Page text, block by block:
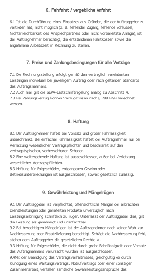
6. Fehlfahrt / vergebliche Anfahrt
6.1 Ist die Durchführung eines Einsatzes aus Gründen, die der Auftraggeber zu
vertreten hat, nicht möglich (z. B. fehlender Zugang, fehlende Schlüssel,
Nichterreichbarkeit des Ansprechpartners oder nicht vorbereitete Anlage), ist
der Auftragnehmer berechtigt, die entstandenen Fahrtkosten sowie die
angefallene Arbeitszeit in Rechnung zu stellen.
7. Preise und Zahlungsbedingungen für alle Verträge
7.1 Die Rechnungsstellung erfolgt gemäß den vertraglich vereinbarten
Leistungen individuell bei jeweiligem Auftrag oder nach geltenden Standards
des Auftragsnehmers.
7.2 Auch hier gilt die SEPA-Lastschriftregelung analog zu Abschnitt 4.
7.3 Bei Zahlungsverzug können Verzugszinsen nach § 288 BGB berechnet
werden.
8. Haftung
8.1 Der Auftragnehmer haftet bei Vorsatz und grober Fahrlässigkeit
unbeschränkt. Bei einfacher Fahrlässigkeit haftet der Auftragnehmer nur bei
Verletzung wesentlicher Vertragspflichten und beschränkt auf den
vertragstypischen, vorhersehbaren Schaden.
8.2 Eine weitergehende Haftung ist ausgeschlossen, außer bei Verletzung
wesentlicher Vertragspflichten.
8.3 Haftung für Folgeschäden, entgangenen Gewinn oder
Betriebsunterbrechungen ist ausgeschlossen, soweit gesetzlich zulässig.
9. Gewährleistung und Mängelrügen
9.1 Der Auftraggeber ist verpflichtet, offensichtliche Mängel der erbrachten
Dienstleistungen oder gelieferten Produkte unverzüglich nach
Leistungserbringung schriftlich zu rügen. Unterlässt der Auftraggeber dies, gilt
die Leistung als genehmigt und unanfechtbar.
9.2 Bei berechtigten Mängelrügen ist der Auftragnehmer nach seiner Wahl zur
Nachbesserung oder Ersatzlieferung berechtigt. Schlägt die Nachbesserung fehl,
stehen dem Auftraggeber die gesetzlichen Rechte zu.
9.3 Haftung für Folgeschäden, die nicht durch grobe Fahrlässigkeit oder Vorsatz
des Auftragnehmers verursacht wurden, ist ausgeschlossen.
9.4Mit der Beendigung des Vertragsverhältnisses, gleichgültig ob durch
Kündigung eines Wartungsvertrags, Notrufvertrags oder einer sonstigen
Zusammenarbeit, verfallen sämtliche Gewährleistungsansprüche des